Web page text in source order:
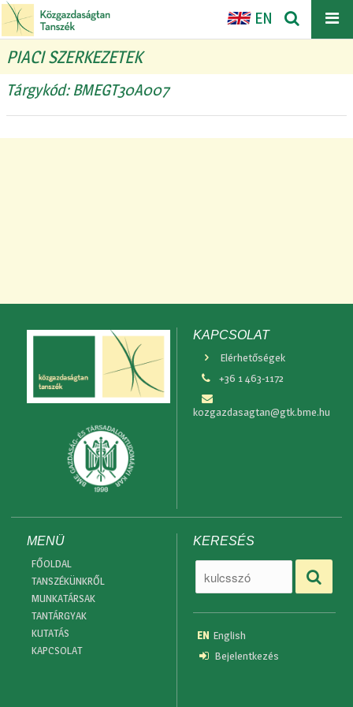
EN
PIACI SZERKEZETEK
Tárgykód: BMEGT30A007
KAPCSOLAT
Elérhetőségek
+36 1 463-1172
kozgazdasagtan@gtk.bme.hu
MENÜ
FŐOLDAL
TANSZÉKÜNKRŐL
MUNKATÁRSAK
TANTÁRGYAK
KUTATÁS
KAPCSOLAT
KERESÉS
EN English
Bejelentkezés